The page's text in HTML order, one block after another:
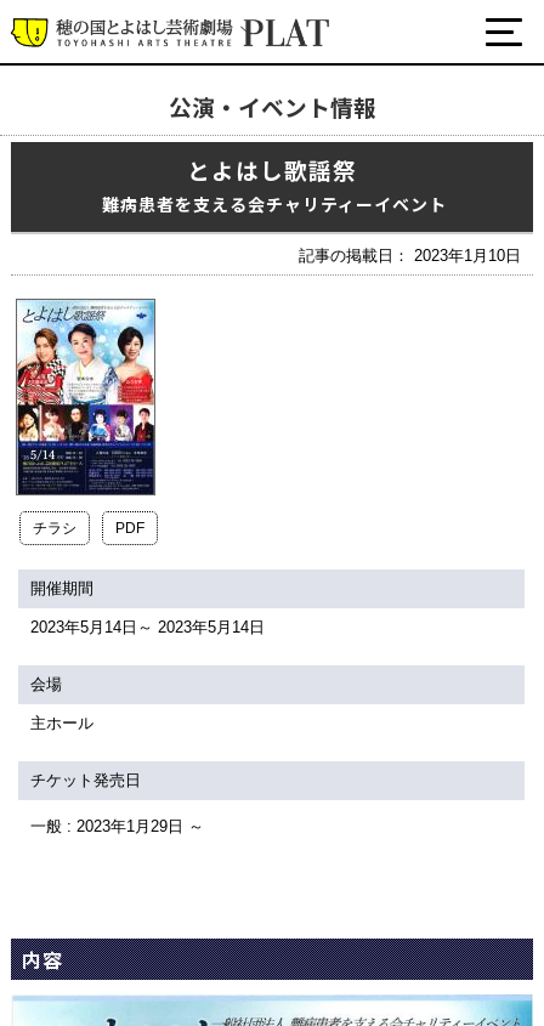
公式SNS
アクセシビリティ/
サービス
会員制度のご案内
座席表
プラットニュース
交通アクセス
公演・イベント情報
とよはし歌謡祭
難病患者を支える会チャリティーイベント
記事の掲載日： 2023年1月10日
チラシ PDF
開催期間
2023年5月14日～ 2023年5月14日
会場
主ホール
チケット発売日
一般 : 2023年1月29日 ～
内容
最新の公演・イベント情報
演劇・ダンス・音楽など
ワークショップ・講座
イベント
プラットについて
チケット・座席表・鑑賞サポートなど
施設の利用について
関連団体・施設